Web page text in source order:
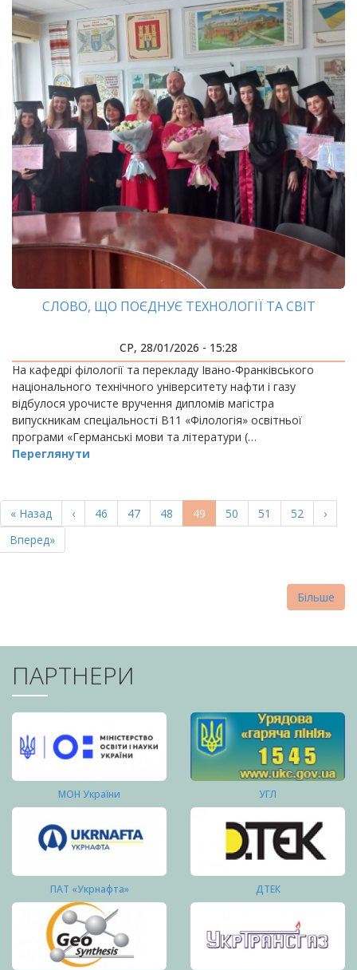
СЛОВО, ЩО ПОЄДНУЄ ТЕХНОЛОГІЇ ТА СВІТ
СР, 28/01/2026 - 15:28
На кафедрі філології та перекладу Івано-Франківського
національного технічного університету нафти і газу
відбулося урочисте вручення дипломів магістра
випускникам спеціальності B11 «Філологія» освітньої
програми «Германські мови та літератури (…
Переглянути
НА
СТОРІНКИ
Перша
сторінка
« Назад
Попередня
сторінка
‹ Page
46 Page
47 Page
48
Поточна
сторінка
49 Page
50 Page
51 Page
52
›
Остання
сторінка
Вперед»
Більше
ПАРТНЕРИ
МОН України УГЛ
ПАТ «Укрнафта» ДТЕК